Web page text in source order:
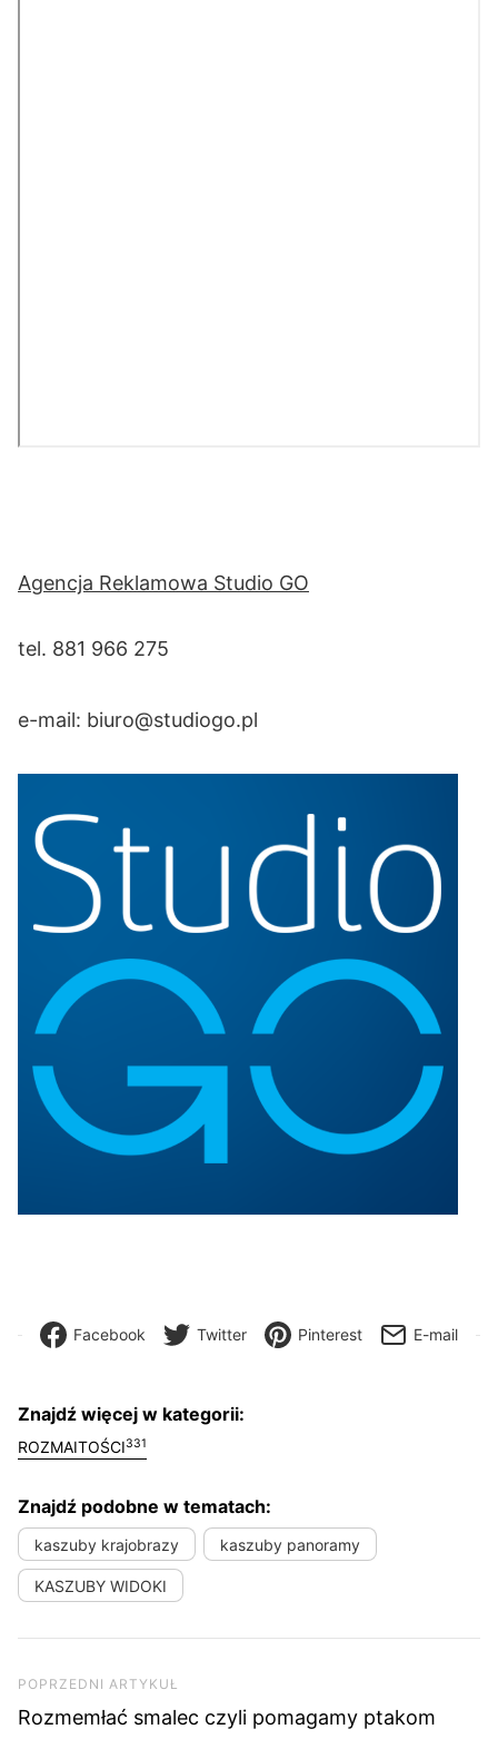
Agencja Reklamowa Studio GO
tel. 881 966 275
e-mail: biuro@studiogo.pl
Facebook Twitter Pinterest E-mail
Znajdź więcej w kategorii:
ROZMAITOŚCI331
Znajdź podobne w tematach:
kaszuby krajobrazy kaszuby panoramy
KASZUBY WIDOKI
Poprzedni artykuł
POPRZEDNI ARTYKUŁ
Rozmemłać smalec czyli pomagamy ptakom